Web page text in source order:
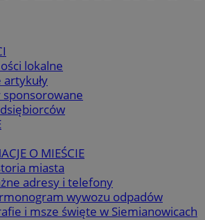
lokalne
artykuły
sponsorowane
O MIEŚCIE
miasta
adresy i telefony
wywozu odpadów
i msze święte w Siemianowicach